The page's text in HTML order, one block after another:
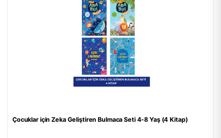
Çocuklar için Zeka Geliştiren Bulmaca Seti 4-8 Yaş (4 Kitap)